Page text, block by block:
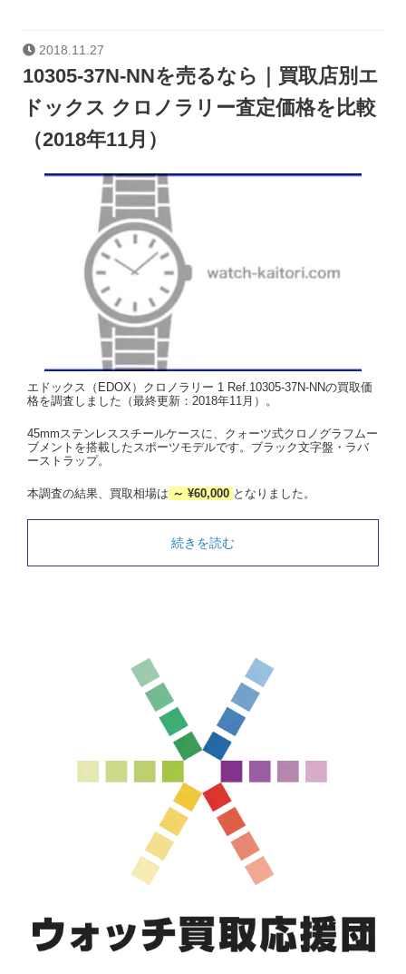
2018.11.27
10305-37N-NNを売るなら｜買取店別エ
ドックス クロノラリー査定価格を比較
（2018年11月）
エドックス（EDOX）クロノラリー 1 Ref.10305-37N-NNの買取価
格を調査しました（最終更新：2018年11月）。
45mmステンレススチールケースに、クォーツ式クロノグラフムー
ブメントを搭載したスポーツモデルです。ブラック文字盤・ラバ
ーストラップ。
本調査の結果、買取相場は ～ ¥60,000 となりました。
続きを読む